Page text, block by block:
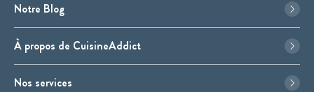
Notre Blog
À propos de CuisineAddict
Nos services